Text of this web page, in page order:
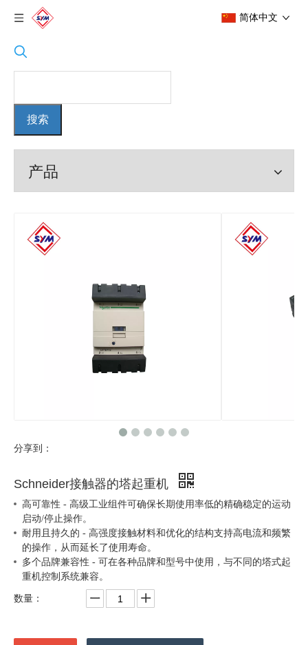
简体中文
搜索
产品
分享到：
Schneider接触器的塔起重机
高可靠性 - 高级工业组件可确保长期使用率低的精确稳定的运动
启动/停止操作。
耐用且持久的 - 高强度接触材料和优化的结构支持高电流和频繁
的操作，从而延长了使用寿命。
多个品牌兼容性 - 可在各种品牌和型号中使用，与不同的塔式起
重机控制系统兼容。
数量：